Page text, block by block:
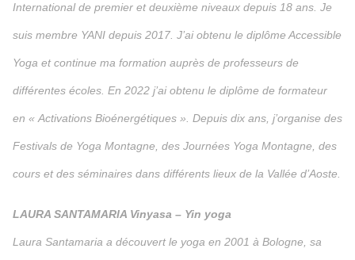
International de premier et deuxième niveaux depuis 18 ans. Je
suis membre YANI depuis 2017. J’ai obtenu le diplôme Accessible
Yoga et continue ma formation auprès de professeurs de
différentes écoles. En 2022 j’ai obtenu le diplôme de formateur
en « Activations Bioénergétiques ». Depuis dix ans, j’organise des
Festivals de Yoga Montagne, des Journées Yoga Montagne, des
cours et des séminaires dans différents lieux de la Vallée d’Aoste.
LAURA SANTAMARIA Vinyasa – Yin yoga
Laura Santamaria a découvert le yoga en 2001 à Bologne, sa